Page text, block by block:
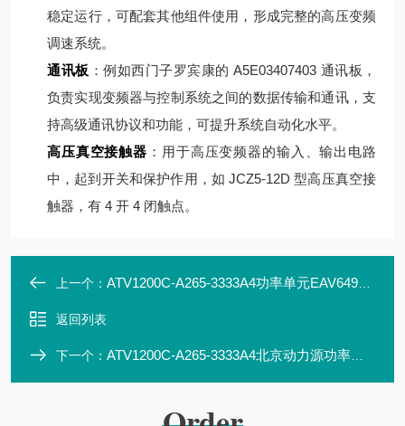
稳定运行，可配套其他组件使用，形成完整的高压变频
调速系统。
通讯板 ：例如西门子罗宾康的 A5E03407403 通讯板，
负责实现变频器与控制系统之间的数据传输和通讯，支
持高级通讯协议和功能，可提升系统自动化水平。
高压真空接触器 ：用于高压变频器的输入、输出电路
中，起到开关和保护作用，如 JCZ5-12D 型高压真空接
触器，有 4 开 4 闭触点。
上一个： ATV1200C-A265-3333A4功率单元EAV64932-R00
返回列表
下一个： ATV1200C-A265-3333A4北京动力源功率单元BND-750/75B-P